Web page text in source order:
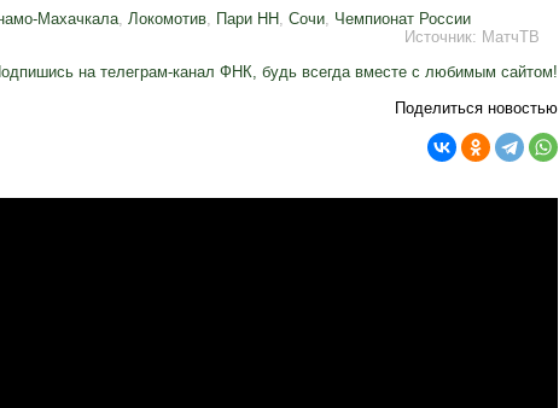
Махачкала, Локомотив, Пари НН , Сочи, Чемпионат России
Источник: МатчТВ
на телеграм-канал ФНК, будь всегда вместе с любимым сайтом!
Поделиться новостью